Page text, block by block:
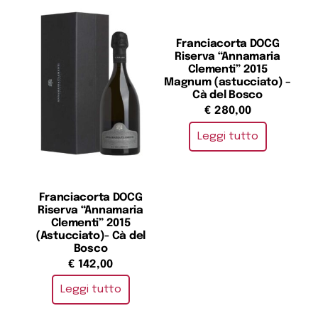
Franciacorta DOCG
Riserva “Annamaria
Clementi” 2015
(Astucciato)- Cà del
Bosco
€ 142,00
Leggi tutto
Franciacorta DOCG
Riserva “Annamaria
Clementi” 2015
Magnum (astucciato) –
Cà del Bosco
€ 280,00
Leggi tutto